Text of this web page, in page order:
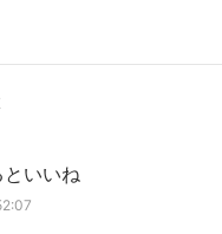
といいね